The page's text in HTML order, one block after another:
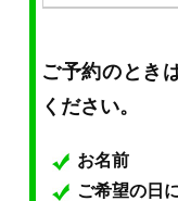
ご予約のとき
ください。
お名前
ご希望の日